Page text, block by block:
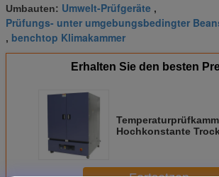
Umbauten: Umwelt-Prüfgeräte ,
Prüfungs- unter umgebungsbedingter
, benchtop Klimakammer
Erhalten Sie den besten
Hochkonstante